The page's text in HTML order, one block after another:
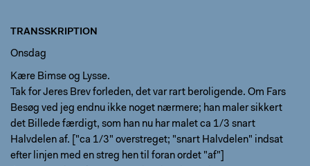
TRANSSKRIPTION
Onsdag
Kære Bimse og Lysse.
Tak for Jeres Brev forleden, det var rart beroligende. Om Fars
Besøg ved jeg endnu ikke noget nærmere; han maler sikkert
det Billede færdigt, som han nu har malet ca 1/3 snart
Halvdelen af. ["ca 1/3" overstreget; "snart Halvdelen" indsat
efter linjen med en streg hen til foran ordet "af"]